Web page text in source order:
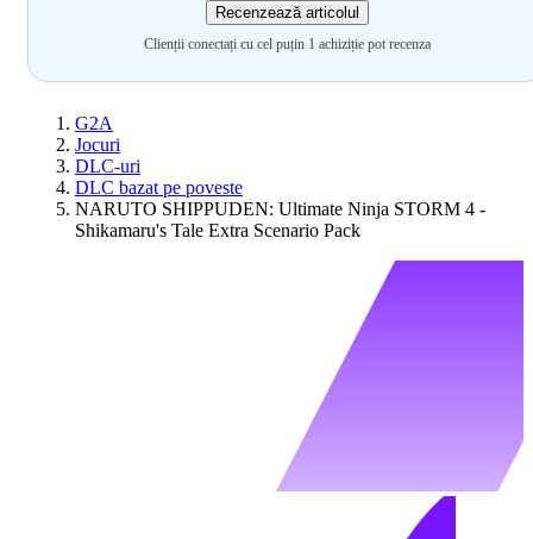
Recenzează articolul
Clienții conectați cu cel puțin 1 achiziție pot recenza
G2A
Jocuri
DLC-uri
DLC bazat pe poveste
NARUTO SHIPPUDEN: Ultimate Ninja STORM 4 -
Shikamaru's Tale Extra Scenario Pack